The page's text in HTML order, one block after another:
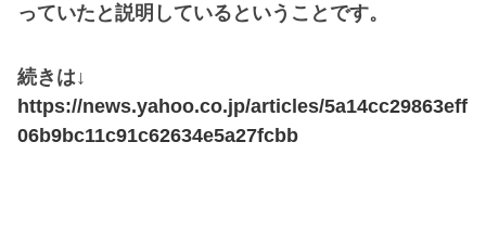
っていたと説明しているということです。
続きは↓
https://news.yahoo.co.jp/articles/5a14cc29863eff
06b9bc11c91c62634e5a27fcbb